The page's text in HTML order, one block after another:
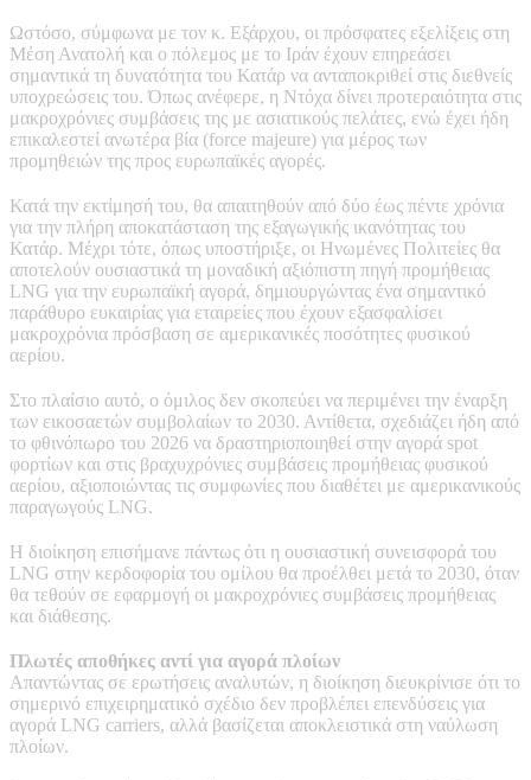
Ωστόσο, σύμφωνα με τον κ. Εξάρχου, οι πρόσφατες εξελίξεις στη
Μέση Ανατολή και ο πόλεμος με το Ιράν έχουν επηρεάσει
σημαντικά τη δυνατότητα του Κατάρ να ανταποκριθεί στις διεθνείς
υποχρεώσεις του. Όπως ανέφερε, η Ντόχα δίνει προτεραιότητα στις
μακροχρόνιες συμβάσεις της με ασιατικούς πελάτες, ενώ έχει ήδη
επικαλεστεί ανωτέρα βία (force majeure) για μέρος των
προμηθειών της προς ευρωπαϊκές αγορές.
Κατά την εκτίμησή του, θα απαιτηθούν από δύο έως πέντε χρόνια
για την πλήρη αποκατάσταση της εξαγωγικής ικανότητας του
Κατάρ. Μέχρι τότε, όπως υποστήριξε, οι Ηνωμένες Πολιτείες θα
αποτελούν ουσιαστικά τη μοναδική αξιόπιστη πηγή προμήθειας
LNG για την ευρωπαϊκή αγορά, δημιουργώντας ένα σημαντικό
παράθυρο ευκαιρίας για εταιρείες που έχουν εξασφαλίσει
μακροχρόνια πρόσβαση σε αμερικανικές ποσότητες φυσικού
αερίου.
Στο πλαίσιο αυτό, ο όμιλος δεν σκοπεύει να περιμένει την έναρξη
των εικοσαετών συμβολαίων το 2030. Αντίθετα, σχεδιάζει ήδη από
το φθινόπωρο του 2026 να δραστηριοποιηθεί στην αγορά spot
φορτίων και στις βραχυχρόνιες συμβάσεις προμήθειας φυσικού
αερίου, αξιοποιώντας τις συμφωνίες που διαθέτει με αμερικανικούς
παραγωγούς LNG.
Η διοίκηση επισήμανε πάντως ότι η ουσιαστική συνεισφορά του
LNG στην κερδοφορία του ομίλου θα προέλθει μετά το 2030, όταν
θα τεθούν σε εφαρμογή οι μακροχρόνιες συμβάσεις προμήθειας
και διάθεσης.
Πλωτές αποθήκες αντί για αγορά πλοίων
Απαντώντας σε ερωτήσεις αναλυτών, η διοίκηση διευκρίνισε ότι το
σημερινό επιχειρηματικό σχέδιο δεν προβλέπει επενδύσεις για
αγορά LNG carriers, αλλά βασίζεται αποκλειστικά στη ναύλωση
πλοίων.